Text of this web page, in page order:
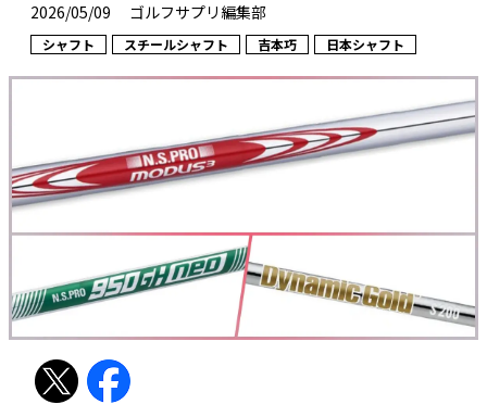
2026/05/09 ゴルフサプリ編集部
シャフト スチールシャフト 吉本巧 日本シャフト